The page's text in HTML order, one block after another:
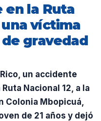
en la Ruta
víctima
gravedad
Rico, un accidente
Nacional 12, a la
Colonia Mbopicuá,
de 21 años y dejó